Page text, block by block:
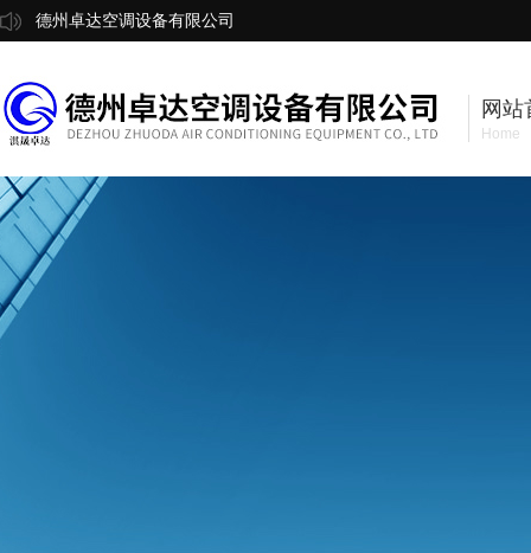
德州卓达空调设备有限公司
网站
Home